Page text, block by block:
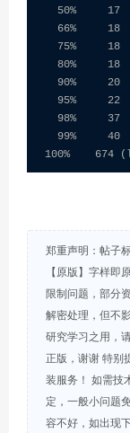
  50%     17
  66%     18
  75%     18
  80%     18
  90%     20
  95%     22
  98%     37
  99%     40
100%    674
郑重声明：帖子
【原版】字样即
限制问题，部分
解密处理，但不
研究学习之用，
正版，谢谢 特别
装服务！ 如需技
定，一般小问题
容不好，如出现